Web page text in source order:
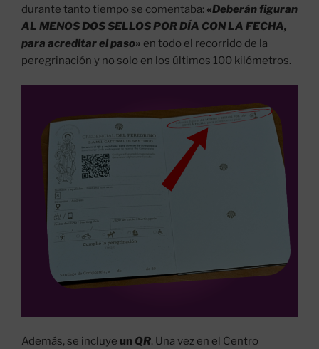
durante tanto tiempo se comentaba: «Deberán figuran
AL MENOS DOS SELLOS POR DÍA CON LA FECHA,
para acreditar el paso» en todo el recorrido de la
peregrinación y no solo en los últimos 100 kilómetros.
Además, se incluye un QR. Una vez en el Centro